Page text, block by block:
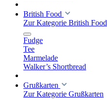
British Food
Zur Kategorie British Food
Fudge
Tee
Marmelade
Walker’s Shortbread
Grußkarten
Zur Kategorie Grußkarten